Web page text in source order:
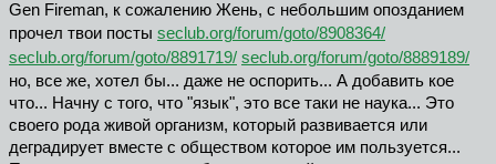
Gen Fireman, к сожалению Жень, с небольшим опозданием
прочел твои посты seclub.org/forum/goto/8908364/
seclub.org/forum/goto/8891719/ seclub.org/forum/goto/8889189/
но, все же, хотел бы... даже не оспорить... А добавить кое
что... Начну с того, что "язык", это все таки не наука... Это
своего рода живой организм, который развивается или
деградирует вместе с обществом которое им пользуется...